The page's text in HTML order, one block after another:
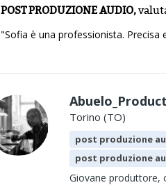
POST PRODUZIONE AUDIO,
"Sofia è una professionista. Precisa
Torino (TO)
post produzione
post produzione
Giovane produttore,